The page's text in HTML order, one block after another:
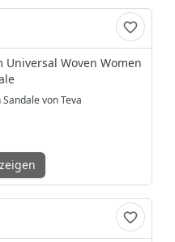
Universal Woven Women
von Teva